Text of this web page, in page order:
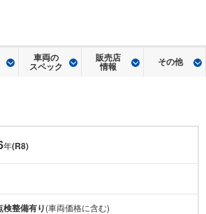
車両の
スペック
販売店
情報 その他
年(R8)
検整備有り(車両価格に含む)